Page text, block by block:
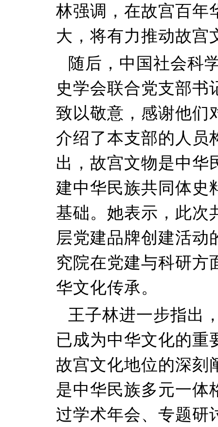
林强调，在故宫百年
大，将有力推动故宫
随后，中国社会科
史学会联合党支部书
致以敬意，感谢他们
介绍了本支部的人员
出，故宫文物是中华
建中华民族共同体史
基础。她表示，此次
层党建品牌创建活动
究院在党建与科研方
华文化传承。
王子林进一步指出
已成为中华文化的重
故宫文化地位的深刻
是中华民族多元一体
过学术年会、专题研